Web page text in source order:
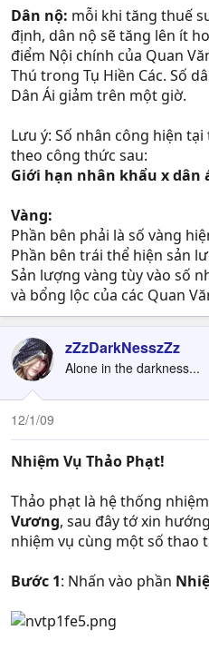
Dân nộ: mỗi khi tăng thuế
định, dân nộ sẽ tăng lên ít
điểm Nội chính của Quan
Thú trong Tụ Hiền Các. Số
Dân Ái giảm trên một giờ.
Lưu ý: Số nhân công hiện
theo công thức sau:
Giới hạn nhân khẩu x dân
Vàng:
Phần bên phải là số vàng
Phần bên trái thể hiện sản
Sản lượng vàng tùy vào số
và bổng lộc của các Quan
zZzDarkNesszZz
Alone in the darkness...
12/1/09
Nhiệm Vụ Thảo Phạt!
Thảo phạt là hệ thống
Vương, sau đây tớ xin
nhiệm vụ cùng một số thao
Bước 1: Nhấn vào phần